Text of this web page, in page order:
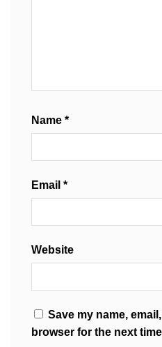
Name *
Email *
Website
Save my name,
browser for the next